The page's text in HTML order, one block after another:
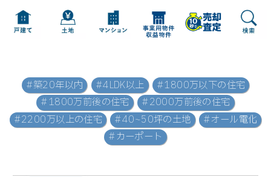
#築20年以内 #4LDK以上
#1800万以下の住宅
#1800万前後の住宅
#2000万前後の住宅
#2200万以上の住宅
#40~50坪の土地
#オール電化
#カーポート